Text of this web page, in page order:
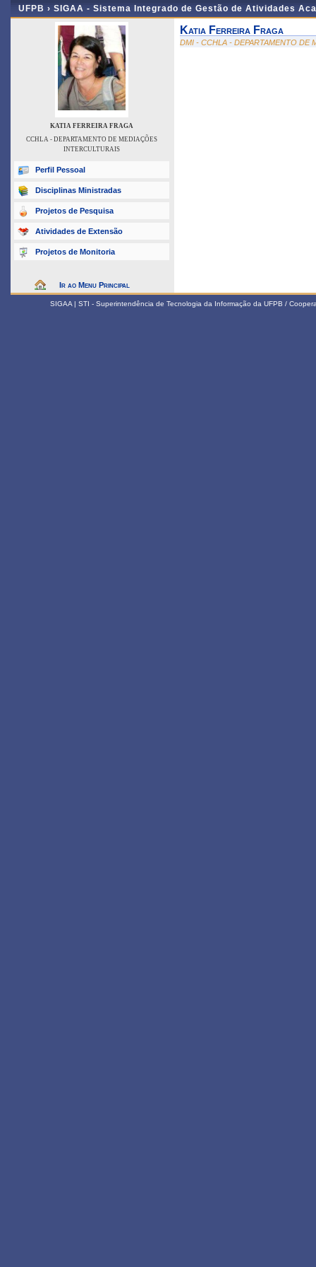
UFPB › SIGAA - Sistema Integrado de Gestão de Atividades
KATIA FERREIRA FRAGA
CCHLA - DEPARTAMENTO DE MEDIAÇÕES
INTERCULTURAIS
Perfil Pessoal
Disciplinas Ministradas
Projetos de Pesquisa
Atividades de Extensão
Projetos de Monitoria
Ir ao Menu Principal
Katia Ferreira Fraga
DMI - CCHLA - DEPARTAMENTO DE
SIGAA | STI - Superintendência de Tecnologia da Informação da UFPB /